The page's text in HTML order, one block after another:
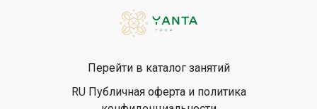
Перейти в каталог занятий
RU Публичная оферта и политика